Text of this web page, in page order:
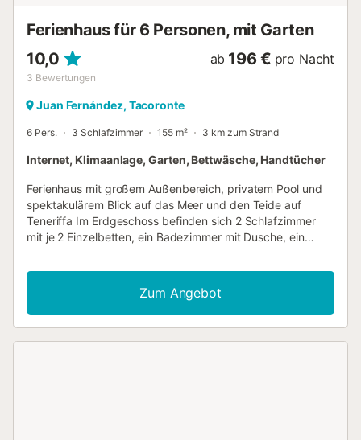
Ferienhaus für 6 Personen, mit Garten
10,0
3 Bewertungen
ab 196 € pro Nacht
Juan Fernández, Tacoronte
6 Pers. 3 Schlafzimmer 155 m² 3 km zum Strand
Internet, Klimaanlage, Garten, Bettwäsche, Handtücher
Ferienhaus mit großem Außenbereich, privatem Pool und
spektakulärem Blick auf das Meer und den Teide auf
Teneriffa Im Erdgeschoss befinden sich 2 Schlafzimmer
mit je 2 Einzelbetten, ein Badezimmer mit Dusche, ein
Obergeschoss mit seinem Schlafzimmer mit Doppelbett,
seinem Badezimmer mit Badewanne und seinem Büro
bietet absolute Privatsphäre. Das gesamte Haus verfügt
über WLAN und der Wohnbereich mit seinem Esstisch,
Zum Angebot